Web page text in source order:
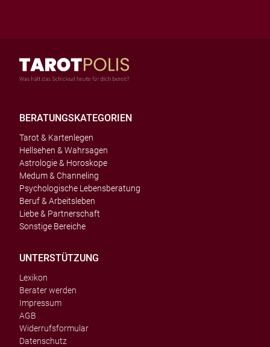
BERATUNGSKATEGORIEN
Tarot & Kartenlegen
Hellsehen & Wahrsagen
Astrologie & Horoskope
Medum & Channeling
Psychologische Lebensberatung
Beruf & Arbeitsleben
Liebe & Partnerschaft
Sonstige Bereiche
UNTERSTÜTZUNG
Lexikon
Berater werden
Impressum
AGB
Widerrufsformular
Datenschutz